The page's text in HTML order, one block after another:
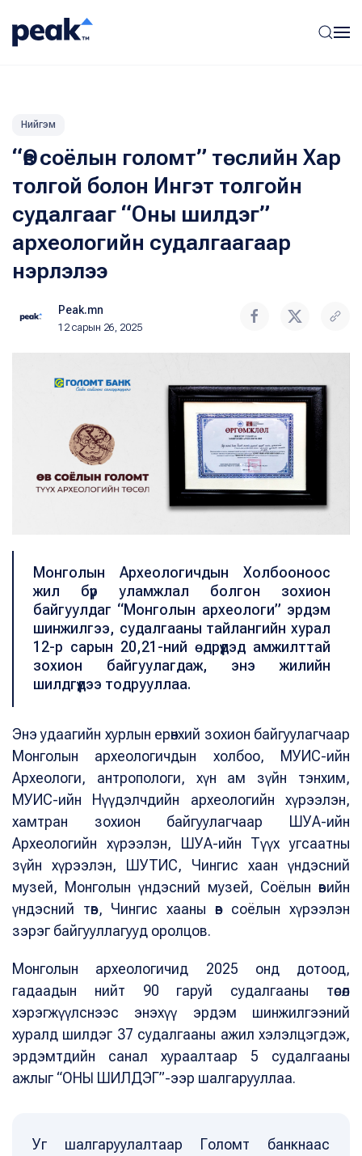
Нийгэм
“Өв соёлын голомт” төслийн Хар
толгой болон Ингэт толгойн
судалгааг “Оны шилдэг”
археологийн судалгаагаар
нэрлэлээ
Peak.mn
12 сарын 26, 2025
Монголын Археологичдын Холбооноос
жил бүр уламжлал болгон зохион
байгуулдаг “Монголын археологи” эрдэм
шинжилгээ, судалгааны тайлангийн хурал
12-р сарын 20,21-ний өдрүүдэд амжилттай
зохион байгуулагдаж, энэ жилийн
шилдгүүдээ тодрууллаа.
Энэ удаагийн хурлын ерөнхий зохион байгуулагчаар
Монголын археологичдын холбоо, МУИС-ийн
Археологи, антропологи, хүн ам зүйн тэнхим,
МУИС-ийн Нүүдэлчдийн археологийн хүрээлэн,
хамтран зохион байгуулагчаар ШУА-ийн
Археологийн хүрээлэн, ШУА-ийн Түүх угсаатны
зүйн хүрээлэн, ШУТИС, Чингис хаан үндэсний
музей, Монголын үндэсний музей, Соёлын өвийн
үндэсний төв, Чингис хааны өв соёлын хүрээлэн
зэрэг байгууллагууд оролцов.
Монголын археологичид 2025 онд дотоод,
гадаадын нийт 90 гаруй судалгааны төсөл
хэрэгжүүлснээс энэхүү эрдэм шинжилгээний
хуралд шилдэг 37 судалгааны ажил хэлэлцэгдэж,
эрдэмтдийн санал хураалтаар 5 судалгааны
ажлыг “ОНЫ ШИЛДЭГ”-ээр шалгарууллаа.
Уг шалгаруулалтаар Голомт банкнаас